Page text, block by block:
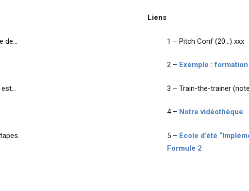
de…
est…
Liens
1 – Pitch Conf (20…) xxx
2 – Exemple :
3 – Train-the-trainer (note
4 – Notre vidéothèque
5 – École d’été
Formule 2